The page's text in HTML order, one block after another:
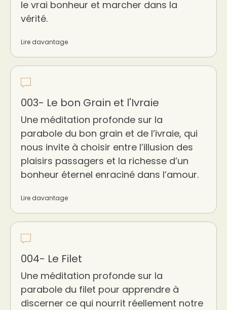
le vrai bonheur et marcher dans la
vérité.
Lire davantage
003- Le bon Grain et l'Ivraie
Une méditation profonde sur la
parabole du bon grain et de l’ivraie, qui
nous invite à choisir entre l’illusion des
plaisirs passagers et la richesse d’un
bonheur éternel enraciné dans l’amour.
Lire davantage
004- Le Filet
Une méditation profonde sur la
parabole du filet pour apprendre à
discerner ce qui nourrit réellement notre